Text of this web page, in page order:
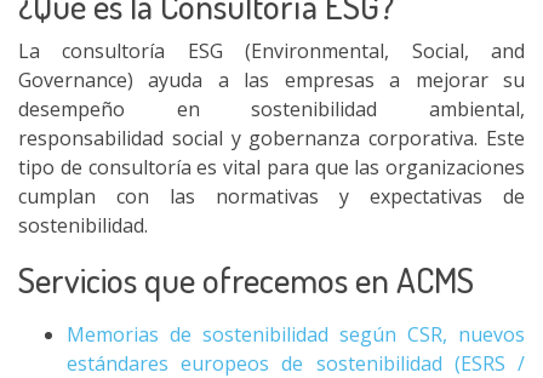
La consultoría ESG (Environmental, Social, and
Governance) ayuda a las empresas a mejorar su
desempeño en sostenibilidad ambiental,
responsabilidad social y gobernanza corporativa. Este
tipo de consultoría es vital para que las organizaciones
cumplan con las normativas y expectativas de
sostenibilidad.
Servicios que ofrecemos en ACMS
Memorias de sostenibilidad según CSR, nuevos
estándares europeos de sostenibilidad (ESRS /